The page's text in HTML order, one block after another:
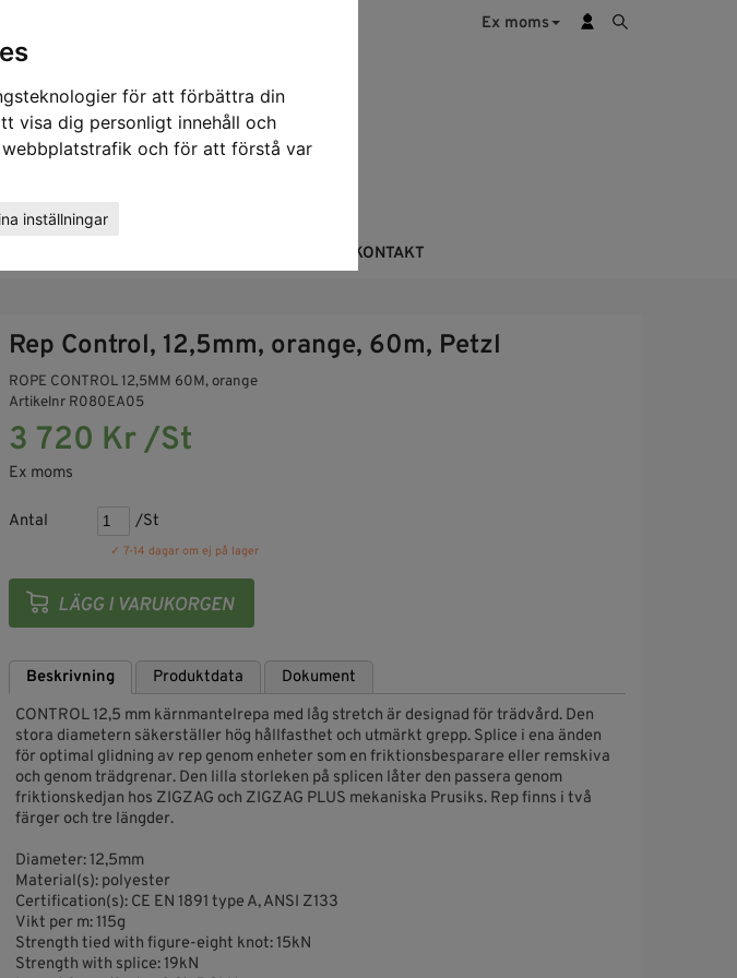
för att förbättra din
visa dig personligt innehåll och
och för att förstå var
inställningar
Ex moms
KONTAKT
Rep Control, 12,5mm, orange, 60m, Petzl
ROPE CONTROL 12,5MM 60M, orange
Artikelnr R080EA05
3 720 Kr /St
Ex moms
Antal /St
✓ 7-14 dagar om ej på lager
Beskrivning Produktdata
Dokument
CONTROL 12,5 mm kärnmantelrepa med låg stretch är designad för trädvård. Den
stora diametern säkerställer hög hållfasthet och utmärkt grepp. Splice i ena änden
för optimal glidning av rep genom enheter som en friktionsbesparare eller remskiva
och genom trädgrenar. Den lilla storleken på splicen låter den passera genom
friktionskedjan hos ZIGZAG och ZIGZAG PLUS mekaniska Prusiks. Rep finns i två
färger och tre längder.
Diameter: 12,5mm
Material(s): polyester
Certification(s): CE EN 1891 type A, ANSI Z133
Vikt per m: 115g
Strength tied with figure-eight knot: 15kN
Strength with splice: 19kN